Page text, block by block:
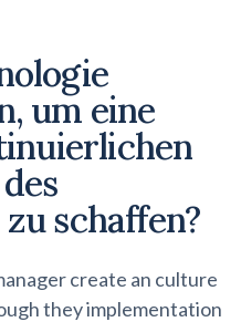
um eine
schaffen?
create an culture
they implementation